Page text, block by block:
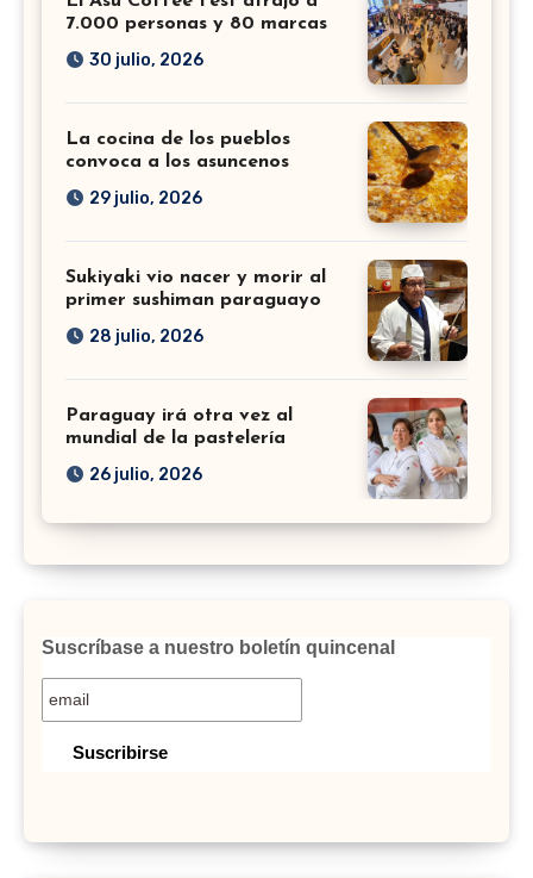
7.000 personas y 80 marcas
30 julio, 2026
La cocina de los pueblos
convoca a los asuncenos
29 julio, 2026
Sukiyaki vio nacer y morir al
primer sushiman paraguayo
28 julio, 2026
Paraguay irá otra vez al
mundial de la pastelería
26 julio, 2026
Suscríbase a nuestro boletín quincenal